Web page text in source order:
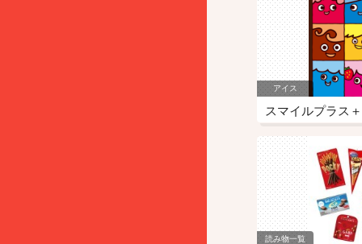
アイス
スマイルプラス＋
読み物一覧